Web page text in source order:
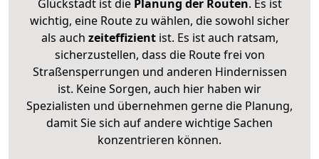
Glückstadt ist diePlanung der Routen. Es ist
wichtig, eine Route zu wählen, die sowohl sicher
als auch zeiteffizientist. Es ist auch ratsam,
sicherzustellen, dass die Route frei von
Straßensperrungen und anderen Hindernissen
ist. Keine Sorgen, auch hier haben wir
Spezialisten und übernehmen gerne die Planung,
damit Sie sich auf andere wichtige Sachen
konzentrieren können.